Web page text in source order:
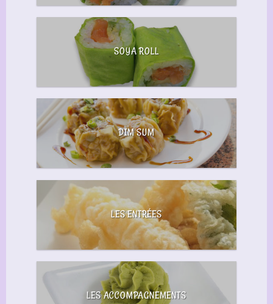
SOYA ROLL
DIM SUM
LES ENTRÉES
LES ACCOMPAGNEMENTS